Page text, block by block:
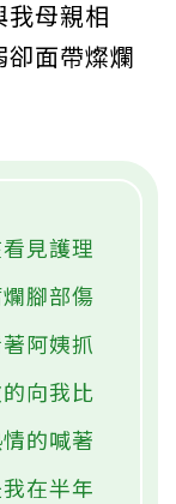
我母親相
面帶燦爛
見護理
腳部傷
阿姨抓
向我比
的喊著
在半年